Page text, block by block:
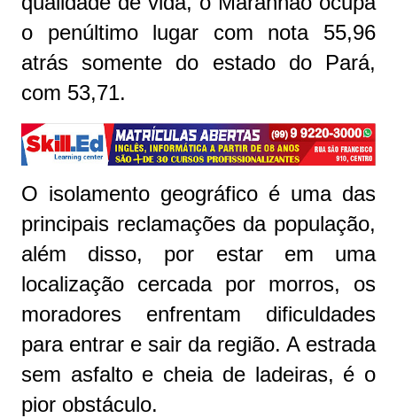
o penúltimo lugar com nota 55,96
atrás somente do estado do Pará,
com 53,71.
O isolamento geográfico é uma das
principais reclamações da população,
além disso, por estar em uma
localização cercada por morros, os
moradores enfrentam dificuldades
para entrar e sair da região. A estrada
sem asfalto e cheia de ladeiras, é o
pior obstáculo.